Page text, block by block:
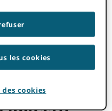
parcours d'adoption
ORCID au sein de
les cookies
des cookies